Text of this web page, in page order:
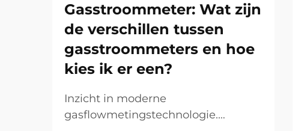
Gasstroommeter: Wat zijn
de verschillen tussen
gasstroommeters en hoe
kies ik er een?
Inzicht in moderne
gasflowmetingstechnologie.